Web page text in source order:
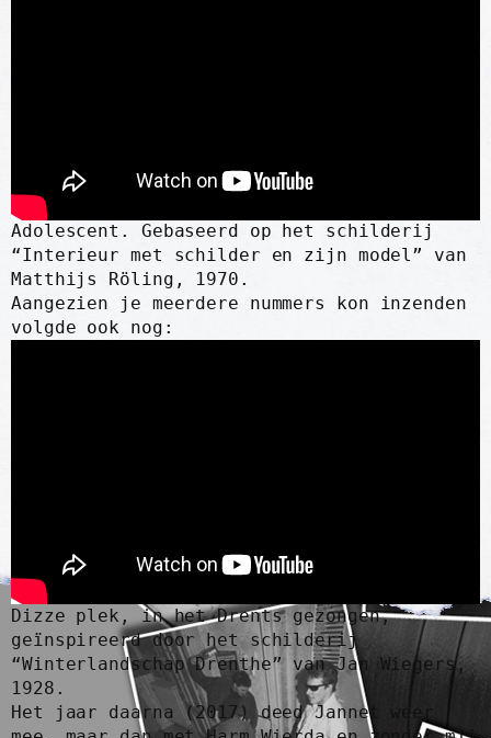
Adolescent. Gebaseerd op het schilderij
“Interieur met schilder en zijn model” van
Matthijs Röling, 1970.
Aangezien je meerdere nummers kon inzenden
volgde ook nog:
Dizze plek, in het Drents gezongen,
geïnspireerd door het schilderij
“Winterlandschap Drenthe” van Jan Wiegers,
1928.
Het jaar daarna (2017) deed Jannet weer